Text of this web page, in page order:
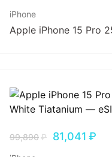
iPhone
Apple iPhone 15 Pro
99,890₽ 81,041 ₽